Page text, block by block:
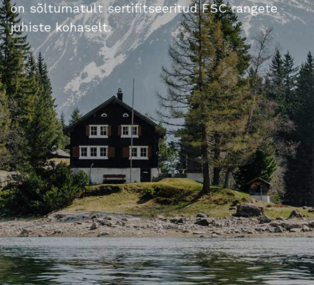
on sõltumatult sertifitseeritud FSC rangete
juhiste kohaselt.